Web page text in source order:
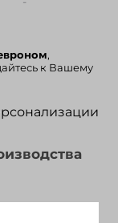
,
к Вашему